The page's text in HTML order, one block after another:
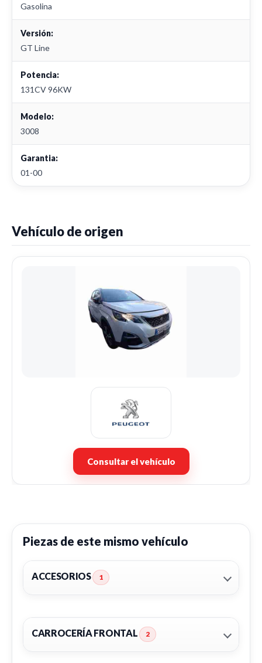
Gasolina
Versión:
GT Line
Potencia:
131CV 96KW
Modelo:
3008
Garantia:
01-00
Vehículo de origen
Consultar el vehículo
Piezas de este mismo vehículo
ACCESORIOS 1
CARROCERÍA FRONTAL 2